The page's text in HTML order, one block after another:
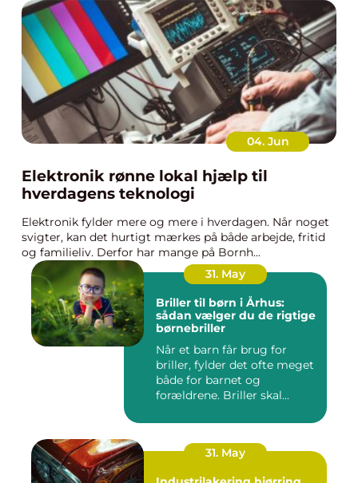
04. Jun
Elektronik rønne lokal hjælp til
hverdagens teknologi
Elektronik fylder mere og mere i hverdagen. Når noget
svigter, kan det hurtigt mærkes på både arbejde, fritid
og familieliv. Derfor har mange på Bornh...
31. May
Briller til børn i Århus:
sådan vælger du de rigtige
børnebriller
Når et barn får brug for
briller, fylder det ofte meget
både for barnet og
forældrene. Briller skal...
31. May